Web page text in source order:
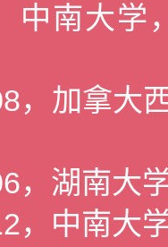
中南大学
，加拿大
，湖南大
，中南大